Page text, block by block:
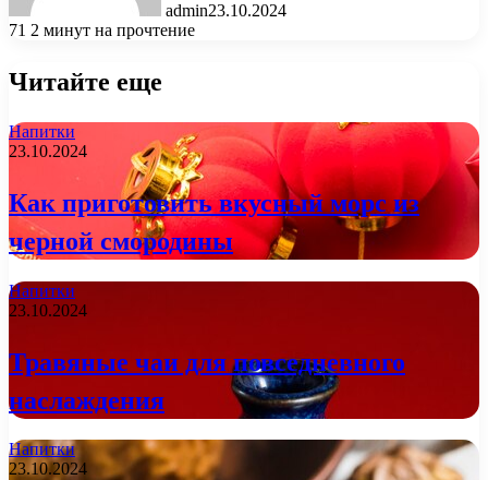
admin23.10.2024
71 2 минут на прочтение
Читайте еще
Напитки
23.10.2024
Как приготовить вкусный морс из
черной смородины
Напитки
23.10.2024
Травяные чаи для повседневного
наслаждения
Напитки
23.10.2024